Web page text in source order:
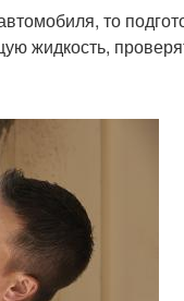
то
жидкость,